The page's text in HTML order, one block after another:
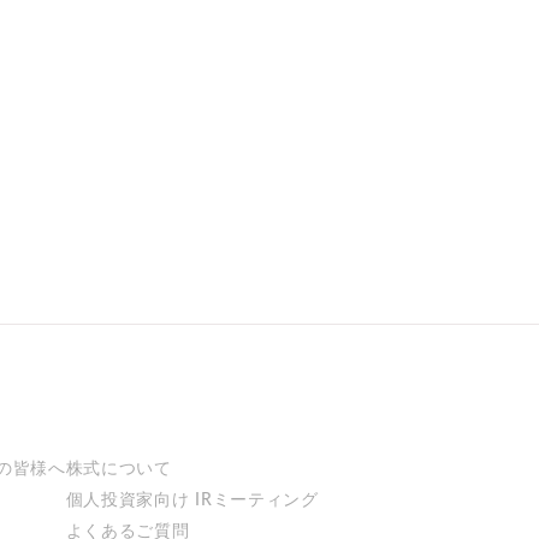
皆様へ株式について
個人投資家向け
IRミーティング
よくあるご質問